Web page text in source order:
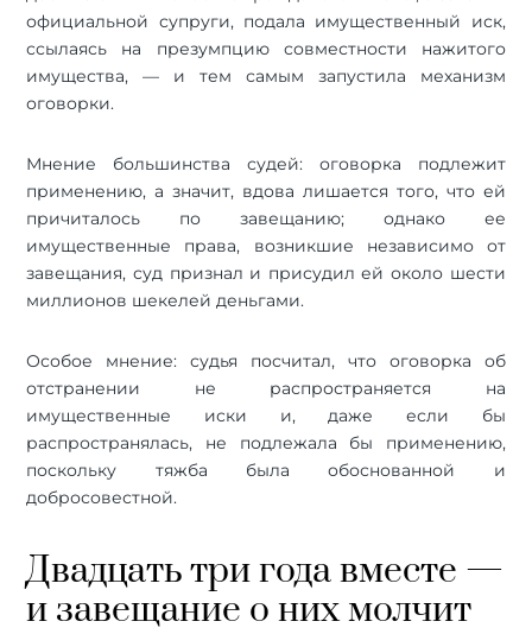
официальной супруги, подала имущественный иск,
ссылаясь на презумпцию совместности нажитого
имущества, — и тем самым запустила механизм
оговорки.
Мнение большинства судей: оговорка подлежит
применению, а значит, вдова лишается того, что ей
причиталось по завещанию; однако ее
имущественные права, возникшие независимо от
завещания, суд признал и присудил ей около шести
миллионов шекелей деньгами.
Особое мнение: судья посчитал, что оговорка об
отстранении не распространяется на
имущественные иски и, даже если бы
распространялась, не подлежала бы применению,
поскольку тяжба была обоснованной и
добросовестной.
Двадцать три года вместе —
и завещание о них молчит